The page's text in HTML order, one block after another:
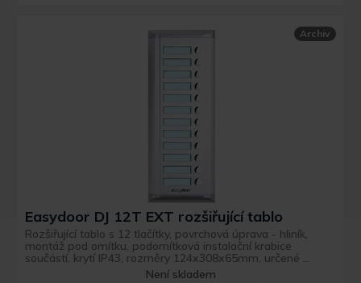
Archiv
Easydoor DJ 12T EXT rozšiřující tablo
Rozšiřující tablo s 12 tlačítky, povrchová úprava - hliník,
montáž pod omítku, podomítková instalační krabice
součástí, krytí IP43, rozměry 124x308x65mm, určené ...
Není skladem